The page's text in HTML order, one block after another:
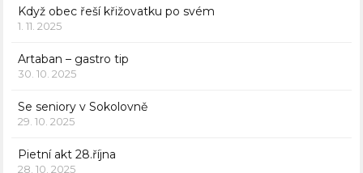
Když obec řeší křižovatku po svém
1. 11. 2025
Artaban – gastro tip
30. 10. 2025
Se seniory v Sokolovně
29. 10. 2025
Pietní akt 28.října
28. 10. 2025